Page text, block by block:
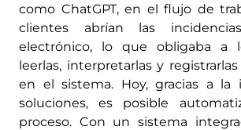
como ChatGPT, en el flujo de
clientes abrían las
electrónico, lo que obligaba a
leerlas, interpretarlas y
en el sistema. Hoy, gracias a la
soluciones, es posible
proceso. Con un sistema